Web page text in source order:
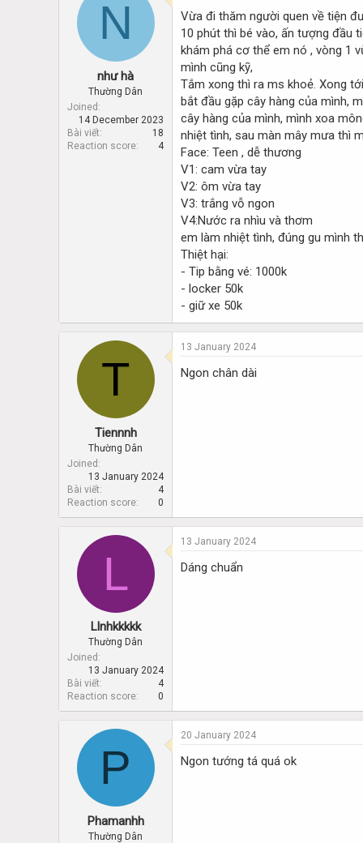
r
d
t
N
như hà
Thường Dân
Joined
14 December 2023
Bài viết
18
Reaction score
4
Vừa đi thăm người quen về tiện
10 phút thì bé vào, ấn tượng đầu
khám phá cơ thể em nó , vòng 1
mình cũng kỹ,
Tắm xong thì ra ms khoẻ. Xong
bắt đầu gặp cây hàng của mình,
cây hàng của mình, mình xoa
nhiệt tình, sau màn mây mưa thì
Face: Teen , dễ thương
V1: cam vừa tay
V2: ôm vừa tay
V3: trắng vỗ ngon
V4:Nước ra nhìu và thơm
em làm nhiệt tình, đúng gu mình
Thiệt hại:
- Tip bằng vé: 1000k
- locker 50k
- giữ xe 50k
T
Tiennnh
Thường Dân
Joined
13 January 2024
Bài viết
4
Reaction score
0
13 January 2024
Ngon chân dài
L
Llnhkkkkk
Thường Dân
Joined
13 January 2024
Bài viết
4
Reaction score
0
13 January 2024
Dáng chuẩn
P
Phamanhh
Thường Dân
20 January 2024
Ngon tướng tá quá ok